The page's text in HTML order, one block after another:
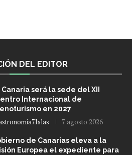
DEL EDITOR
Canaria será la sede del XII
Internacional de
en 2027
7 agosto 2026
de Canarias eleva a la
Europea el expediente para